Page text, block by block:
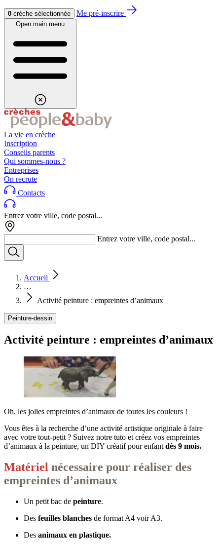
Aller au contenuAller au footer
0 crèche sélectionnée Me pré-inscrire
Open main menu
La vie en crèche
Inscription
Conseils parents
Qui sommes-nous ?
Entreprises
On recrute
Contacts
Entrez votre ville, code postal...
Entrez votre ville, code postal...
Accueil
…
Activité peinture : empreintes d’animaux
Peinture-dessin
Activité peinture : empreintes d’animaux
Oh, les jolies empreintes d’animaux de toutes les couleurs !
Vous êtes à la recherche d’une activité artistique originale à faire
avec votre tout-petit ? Suivez notre tuto et créez vos empreintes
d’animaux à la peinture, un DIY créatif pour enfant dès 9 mois.
Matériel nécessaire pour réaliser des
empreintes d’animaux
Un petit bac de peinture.
Des feuilles blanches de format A4 voir A3.
Des animaux en plastique.